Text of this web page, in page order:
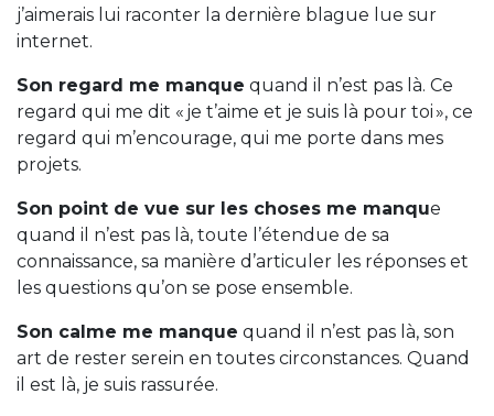
j’aimerais lui raconter la dernière blague lue sur
internet.
Son regard me manque quand il n’est pas là. Ce
regard qui me dit « je t’aime et je suis là pour toi », ce
regard qui m’encourage, qui me porte dans mes
projets.
Son point de vue sur les choses me manque
quand il n’est pas là, toute l’étendue de sa
connaissance, sa manière d’articuler les réponses et
les questions qu’on se pose ensemble.
Son calme me manque quand il n’est pas là, son
art de rester serein en toutes circonstances. Quand
il est là, je suis rassurée.